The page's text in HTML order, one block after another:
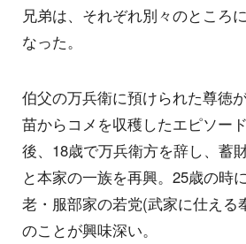
兄弟は、それぞれ別々のところ
なった。
伯父の万兵衛に預けられた尊徳
苗からコメを収穫したエピソー
後、18歳で万兵衛方を辞し、蓄
と本家の一族を再興。25歳の時
老・服部家の若党(武家に仕える
のことが興味深い。